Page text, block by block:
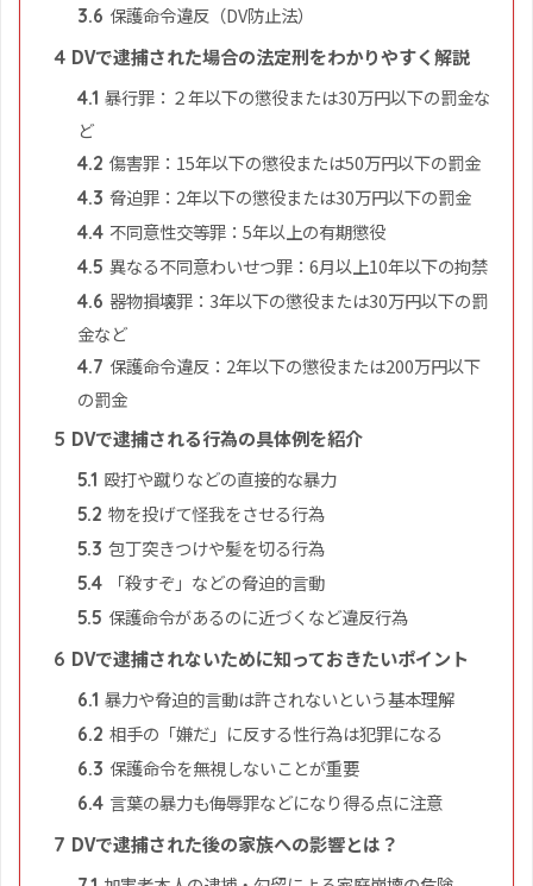
3.6 保護命令違反（DV防止法）
4 DVで逮捕された場合の法定刑をわかりやすく解説
4.1 暴行罪：２年以下の懲役または30万円以下の罰金な
ど
4.2 傷害罪：15年以下の懲役または50万円以下の罰金
4.3 脅迫罪：2年以下の懲役または30万円以下の罰金
4.4 不同意性交等罪：5年以上の有期懲役
4.5 異なる不同意わいせつ罪：6月以上10年以下の拘禁
4.6 器物損壊罪：3年以下の懲役または30万円以下の罰
金など
4.7 保護命令違反：2年以下の懲役または200万円以下
の罰金
5 DVで逮捕される行為の具体例を紹介
5.1 殴打や蹴りなどの直接的な暴力
5.2 物を投げて怪我をさせる行為
5.3 包丁突きつけや髪を切る行為
5.4 「殺すぞ」などの脅迫的言動
5.5 保護命令があるのに近づくなど違反行為
6 DVで逮捕されないために知っておきたいポイント
6.1 暴力や脅迫的言動は許されないという基本理解
6.2 相手の「嫌だ」に反する性行為は犯罪になる
6.3 保護命令を無視しないことが重要
6.4 言葉の暴力も侮辱罪などになり得る点に注意
7 DVで逮捕された後の家族への影響とは？